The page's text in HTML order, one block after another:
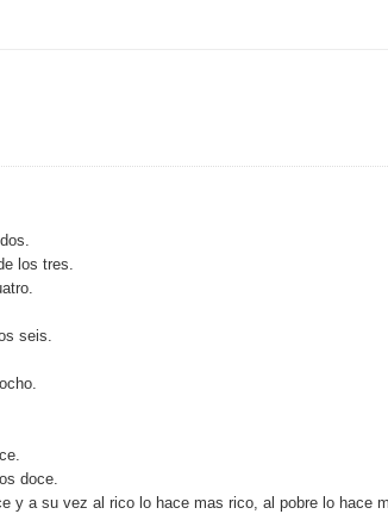
crediticia AAA.do de Moody's Local RD
y nos regala el “Canto a la
de Artes Visuales
convocatoria para residencias artísticas
de fusiones e invitados de lujo en el
del sistema financiero nacional
la franquicia dominicana más taquillera del
los tres.
seis.
doce.
y a su vez al rico lo hace mas rico, al pobre lo hace